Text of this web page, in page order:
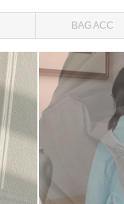
BAG ACC